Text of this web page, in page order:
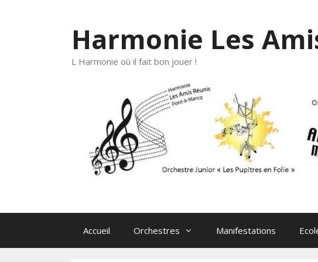
Harmonie Les
L Harmonie où il fait bon jouer !
Accueil Orchestres Manifestations